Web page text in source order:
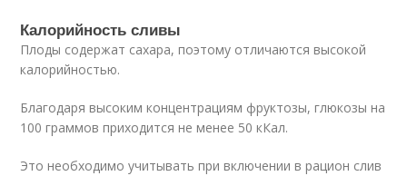
Калорийность сливы
Плоды содержат сахара, поэтому отличаются высокой
калорийностью.
Благодаря высоким концентрациям фруктозы, глюкозы на
100 граммов приходится не менее 50 кКал.
Это необходимо учитывать при включении в рацион слив